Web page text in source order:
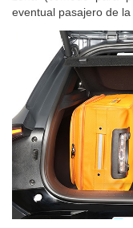
zona (cómodo para